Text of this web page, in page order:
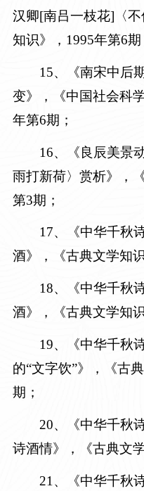
汉卿[南吕一枝花] 〈不
知识》，1995年第6期
1 5、《南宋中后
变》，《中国社会科
年第6期 ；
16、《良辰美景
雨打新荷〉赏析》，
第3期 ；
17、《中华千秋
酒》，《古典文学知
18、《中华千秋
酒》，《古典文学知
19、《中华千秋
的“文字饮”》，《古
期 ；
20、《中华千秋
诗酒情》，《古典文
21、《中华千秋